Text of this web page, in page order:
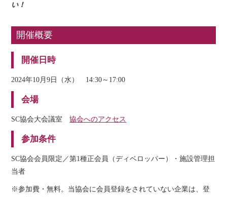
い！
開催概要
開催日時
2024年10月9日（水） 14:30～17:00
会場
SC協会大会議室協会へのアクセス
参加条件
SC協会会員限定／第1種正会員（ディベロッパー）・施設管理担
当者
※参加費・無料。当協会に会員登録をされていない企業は、登